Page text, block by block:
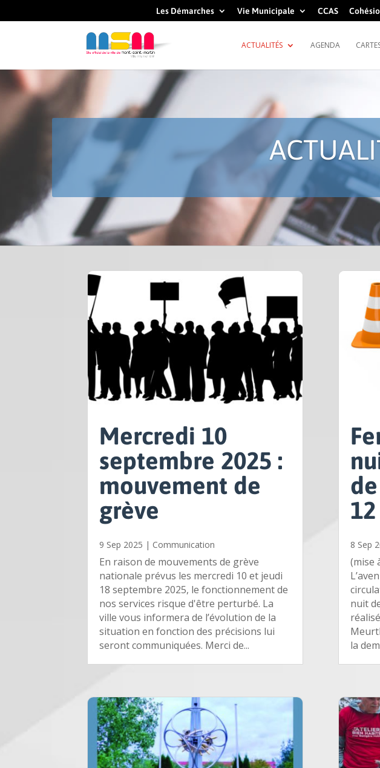
Les Démarches Vie Municipale CCAS
ACTUALITÉS AGENDA
Mercredi 10
septembre 2025 :
mouvement de
grève
9 Sep 2025 | Communication
En raison de mouvements de grève
nationale prévus les mercredi 10 et jeudi
18 septembre 2025, le fonctionnement de
nos services risque d'être perturbé. La
ville vous informera de l’évolution de la
situation en fonction des précisions lui
seront communiquées. Merci de...
8 Sep
(mise
nuit
la